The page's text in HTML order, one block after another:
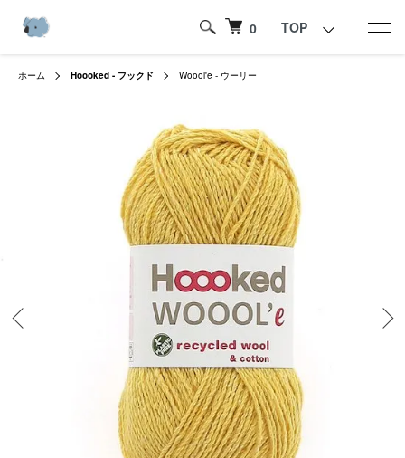
0 TOP
ホーム Hoooked - フックド Woool'e - ウーリー